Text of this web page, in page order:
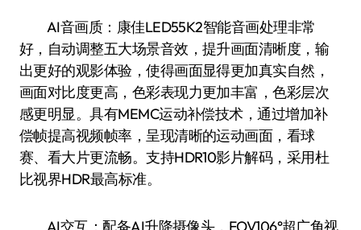
AI音画质：康佳LED55K2智能音画处理非常
好，自动调整五大场景音效，提升画面清晰度，输
出更好的观影体验，使得画面显得更加真实自然，
画面对比度更高，色彩表现力更加丰富，色彩层次
感更明显。具有MEMC运动补偿技术，通过增加补
偿帧提高视频帧率，呈现清晰的运动画面，看球
赛、看大片更流畅。支持HDR10影片解码，采用杜
比视界HDR最高标准。